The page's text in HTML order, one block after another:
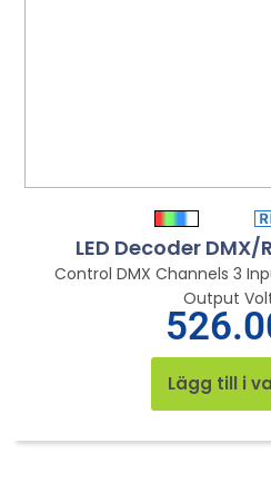
LED Decoder
Control DMX Channels 3
Output
Lägg till i